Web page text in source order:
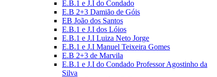
E.B.1 e J.I do Condado
E.B 2+3 Damião de Góis
EB João dos Santos
E.B.1 e J.I dos Lóios
E.B.1 e J.I Luiza Neto Jorge
E.B.1 e J.I Manuel Teixeira Gomes
E.B 2+3 de Marvila
E.B.1 e J.I do Condado Professor Agostinho da
Silva